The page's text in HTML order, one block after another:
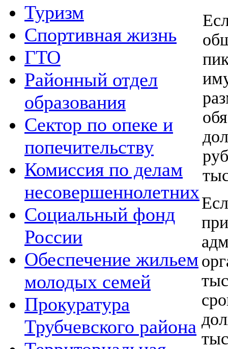
Туризм
Спортивная жизнь
ГТО
Районный отдел
образования
Сектор по опеке и
попечительству
Комиссия по делам
несовершеннолетних
Социальный фонд
России
Обеспечение жильем
молодых семей
Прокуратура
Трубчевского района